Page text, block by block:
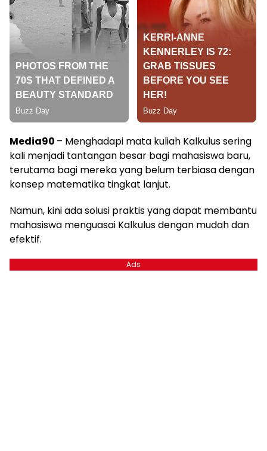
Media90 – Menghadapi mata kuliah Kalkulus sering
kali menjadi tantangan besar bagi mahasiswa baru,
terutama bagi mereka yang belum terbiasa dengan
konsep matematika tingkat lanjut.
Namun, kini ada solusi praktis yang dapat membantu
mahasiswa menguasai Kalkulus dengan mudah dan
efektif.
Ads